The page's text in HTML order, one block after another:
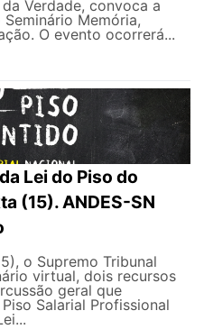
Verdade, convoca a
Memória,
O evento ocorrerá...
Lei do Piso do
(15). ANDES-SN
o Supremo Tribunal
virtual, dois recursos
geral que
Salarial Profissional